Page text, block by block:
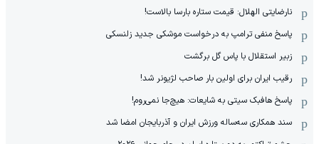
نارضایتی الهلال: قیمت ستاره بارسا بالاست!
پاسخ منفی ترامپ به درخواست موشکی جدید زلنسکی
زبیر استقلال با پاس گل برگشت
رقیب ایران برای اولین بار صاحب لژیونر شد!
پاسخ هافبک سیتی به شایعات: هیچ‌جا نمی‌روم!
سند همکاری سه‌ساله‌ ‌ورزش ایران و آذربایجان امضا شد